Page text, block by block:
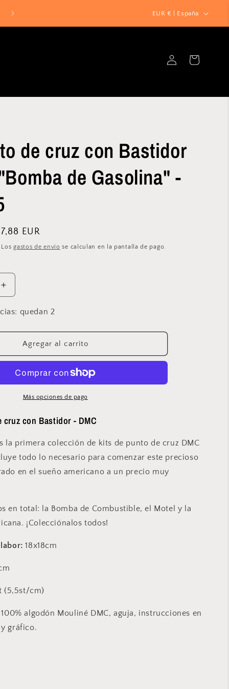
a
ó
n
EUR € | España
sesión
Carrito
de cruz con Bastidor
de Gasolina" -
EUR
Losgastos de envío se calculan en la pantalla de pago.
Aumentar
cantidad
para
punto
cruz
Bastidor
DMC
de
BK1985
quedan 2
Agregar al carrito
Más opciones de pago
con Bastidor - DMC
la primera colección de kits de punto de cruz DMC
todo lo necesario para comenzar este precioso
en el sueño americano a un precio muy
en total: la Bomba de Combustible, el Motel y la
. ¡Colecciónalos todos!
labor: 18x18cm
(5,5st/cm)
algodón Mouliné DMC, aguja, instrucciones en
gráfico.